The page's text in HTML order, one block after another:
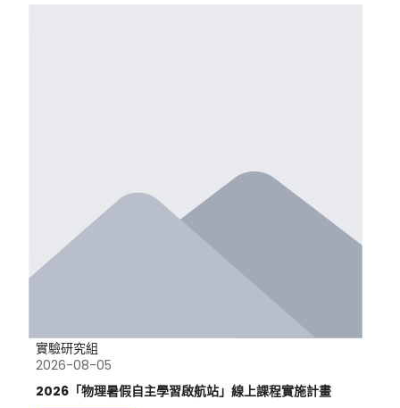
實驗研究組
2026-08-05
2026「物理暑假自主學習啟航站」線上課程實施計畫